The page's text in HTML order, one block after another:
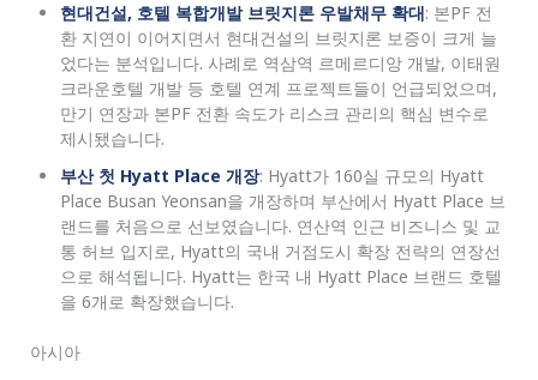
현대건설, 호텔 복합개발 브릿지론 우발채무 확대: 본PF 전
환 지연이 이어지면서 현대건설의 브릿지론 보증이 크게 늘
었다는 분석입니다. 사례로 역삼역 르메르디앙 개발, 이태원
크라운호텔 개발 등 호텔 연계 프로젝트들이 언급되었으며,
만기 연장과 본PF 전환 속도가 리스크 관리의 핵심 변수로
제시됐습니다.
부산 첫 Hyatt Place 개장: Hyatt가 160실 규모의 Hyatt
Place Busan Yeonsan을 개장하며 부산에서 Hyatt Place 브
랜드를 처음으로 선보였습니다. 연산역 인근 비즈니스 및 교
통 허브 입지로, Hyatt의 국내 거점도시 확장 전략의 연장선
으로 해석됩니다. Hyatt는 한국 내 Hyatt Place 브랜드 호텔
을 6개로 확장했습니다.
아시아